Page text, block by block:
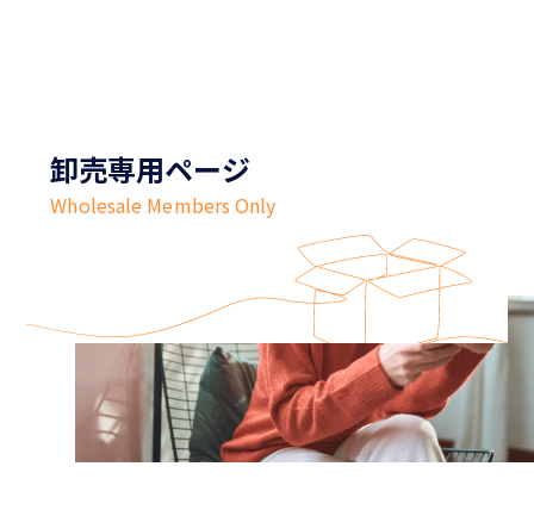
卸売専用ページ
Wholesale Members Only